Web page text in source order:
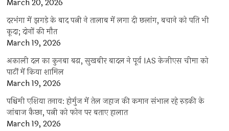
March 20, 2026
दरभंगा में झगड़े के बाद पत्नी ने तालाब में लगा दी छलांग, बचाने को पति भी
कूदा; दोनों की मौत
March 19, 2026
अकाली दल का कुनबा बढ़ा, सुखबीर बादल ने पूर्व IAS केजीएस चीमा को
पार्टी में किया शामिल
March 19, 2026
पश्चिमी एशिया तनाव: होर्मुज में तेल जहाज की कमान संभाल रहे रुड़की के
जांबाज कैप्टन, पत्नी को फोन पर बताए हालात
March 19, 2026